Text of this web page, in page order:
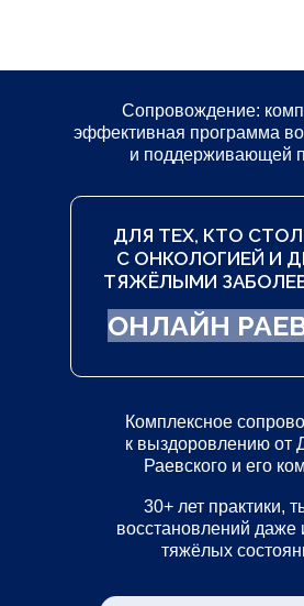
ДЛЯ ТЕХ, КТО
С ОНКОЛОГИЕЙ И
ТЯЖЁЛЫМИ
ОНЛАЙН
Сопровождение:
эффективная программа
и поддерживающей
Комплексное
к выздоровлению от
Раевского и его
‌30+ лет практики,
восстановлений даже
тяжёлых